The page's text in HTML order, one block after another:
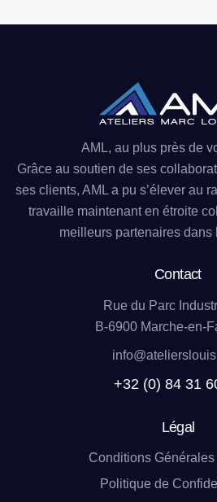
AML, au plus près de
Grâce au soutien de ses
ses clients, AML a pu s’élever au
travaille maintenant en étroite
meilleurs partenaires dans
Contact
Rue du Parc
B-6900 Marche-en-
+32 (0) 84 31
Légal
Conditions
Politique de